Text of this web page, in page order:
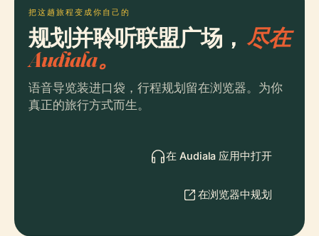
把这趟旅程变成你自己的
规划并聆听联盟广场，尽在
Audiala。
语音导览装进口袋，行程规划留在浏览器。为你
真正的旅行方式而生。
在 Audiala 应用中打开
在浏览器中规划